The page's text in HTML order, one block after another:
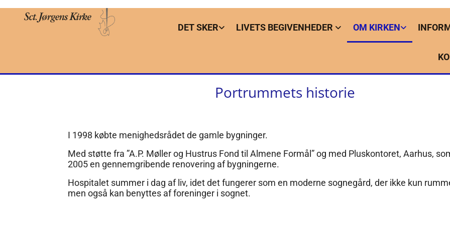
DET SKER LIVETS BEGIVENHEDER OM KIRKEN
Portrummets historie
I 1998 købte menighedsrådet de gamle bygninger.
Med støtte fra ”A.P. Møller og Hustrus Fond til Almene Formål” og med Pluskontoret, Aarhus,
2005 en gennemgribende renovering af bygningerne.
Hospitalet summer i dag af liv, idet det fungerer som en moderne sognegård, der ikke kun
men også kan benyttes af foreninger i sognet.